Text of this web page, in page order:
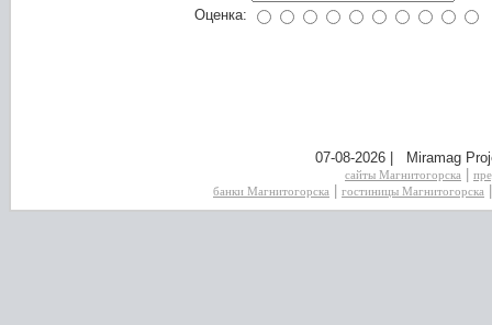
Оценка:
07-08-2026 | Miramag
сайты Магнитогорска
банки Магнитогорска
гостиницы Магнитогорска